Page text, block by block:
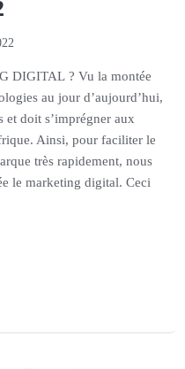
DIGITAL ? Vu la montée
au jour d’aujourd’hui,
et doit s’imprégner aux
Ainsi, pour faciliter le
très rapidement, nous
le marketing digital. Ceci